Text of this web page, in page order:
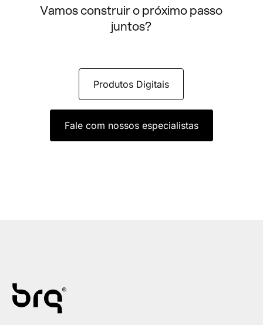
Vamos construir o próximo passo
juntos?
Produtos Digitais
Fale com nossos especialistas